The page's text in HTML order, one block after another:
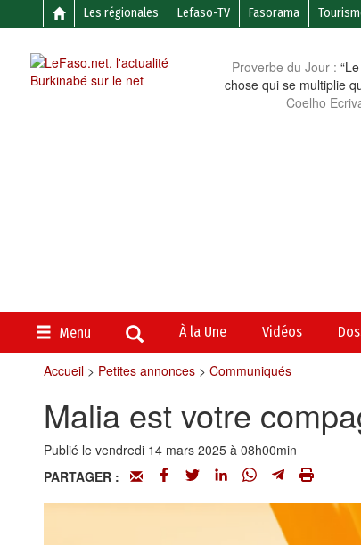
Les régionales Lefaso-TV Fasorama
Proverbe du Jour :
chose qui se multiplie
Coelho
Menu À la Une Vidéos
Accueil> Petites annonces> Communiqués
Malia est votre
Publié le vendredi 14 mars 2025 à 08h00min
PARTAGER :